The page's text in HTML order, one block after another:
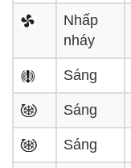
Nhấp
nháy
Sáng
Sáng
Sáng